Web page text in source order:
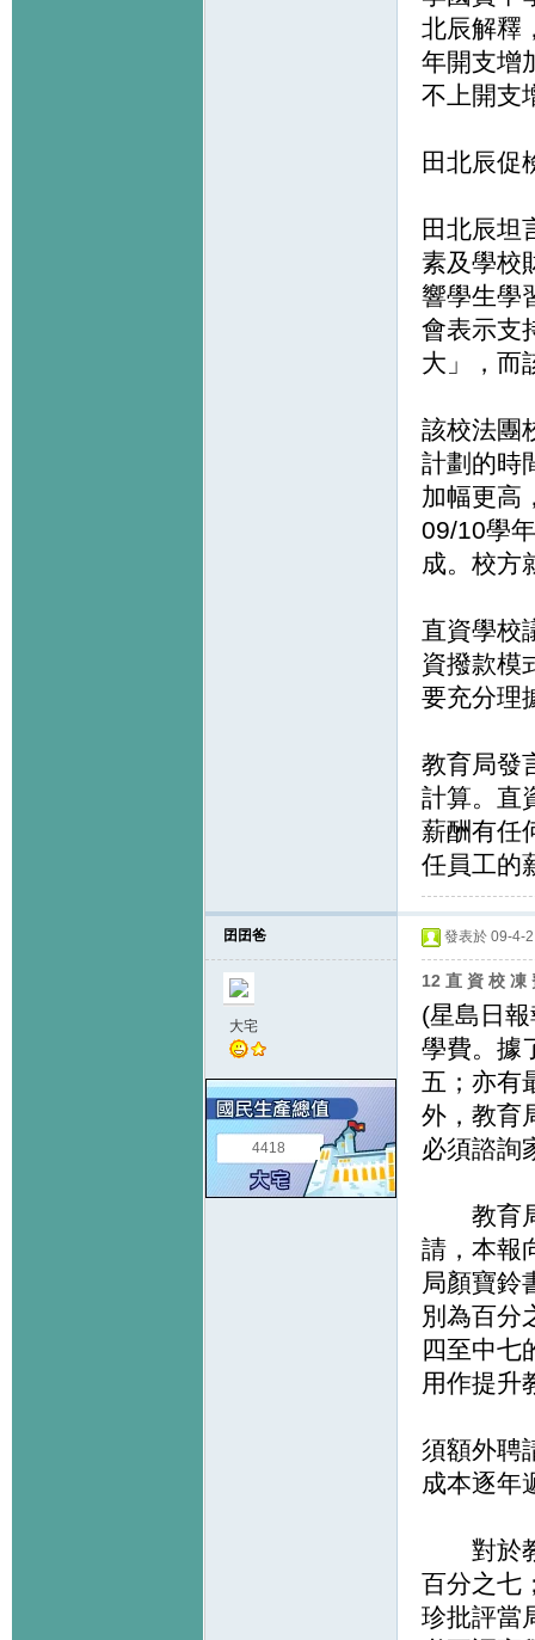
北辰解釋
年開支增
不上開支
田北辰促
田北辰坦
素及學校
響學生學
會表示支
大」，而
該校法團
計劃的時
加幅更高
09/10學
成。校方
直資學校
資撥款模
要充分理
教育局發
計算。直
薪酬有任
任員工的
囝囝爸
大宅
4418
發表於 09-4-
12 直 資 校 凍
(星島日
學費。據
五；亦有
外，教育
必須諮詢
教育局
請，本報
局顏寶鈴
別為百分
四至中七
用作提升
須額外聘
成本逐年
對於教
百分之七
珍批評當